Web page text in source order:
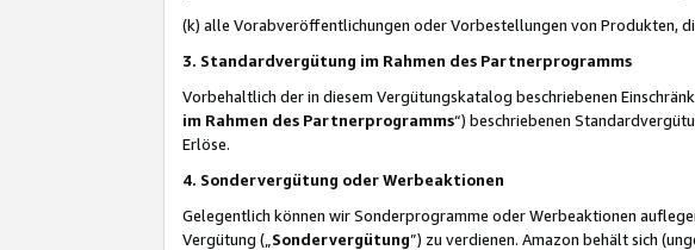
(k) alle Vorabveröffentlichungen oder Vorbestellungen von Produkten,
3. Standardvergütung im Rahmen des Partnerprogramms
Vorbehaltlich der in diesem Vergütungskatalog beschriebenen
im Rahmen des Partnerprogramms“) beschriebenen
Erlöse.
4. Sondervergütung oder Werbeaktionen
Gelegentlich können wir Sonderprogramme oder Werbeaktionen
Vergütung („ Sondervergütung”) zu verdienen. Amazon behält sich